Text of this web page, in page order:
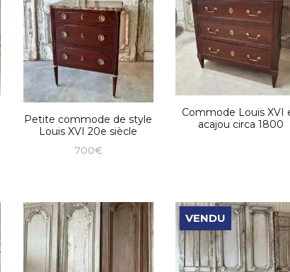
Petite commode de style
Louis XVI 20e siècle
700€
Commode Louis XVI
acajou circa 1800
VENDU